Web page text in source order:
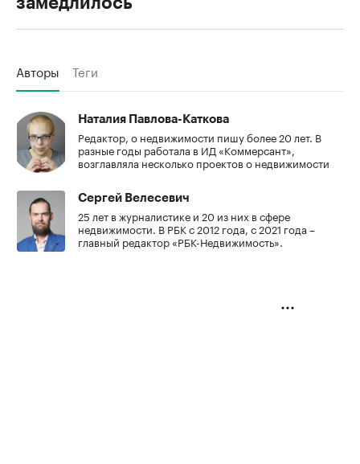
Авторы Теги
Наталия Павлова-Каткова
Редактор, о недвижимости пишу более 20 лет. В
разные годы работала в ИД «Коммерсант»,
возглавляла несколько проектов о недвижимости
Сергей Велесевич
25 лет в журналистике и 20 из них в сфере
недвижимости. В РБК с 2012 года, с 2021 года –
главный редактор «РБК-Недвижимость».